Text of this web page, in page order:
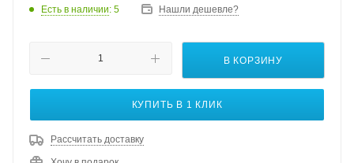
Есть в наличии: 5 Нашли дешевле?
В КОРЗИНУ
КУПИТЬ В 1 КЛИК
Рассчитать доставку